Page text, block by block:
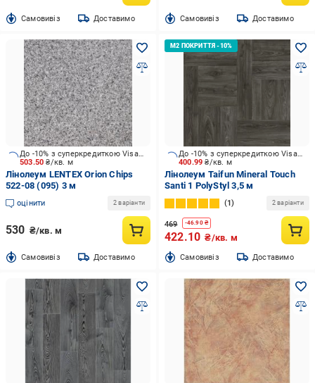
Cамовивіз Доставимо Cамовивіз Доставимо
503.50₴/кв. м
До -10% з суперкредиткою Visa Вигода
Лінолеум LENTEX Orion Chips
522-08 (095) 3 м
оцінити 2 варіанти
530 ₴/кв. м
Cамовивіз Доставимо
400.99₴/кв. м
До -10% з суперкредиткою Visa Вигода
Лінолеум Taifun Mineral Touch
Santi 1 PolyStyl 3,5 м
1 2 варіанти
469 -46.90₴
422.10 ₴/кв. м
Cамовивіз Доставимо